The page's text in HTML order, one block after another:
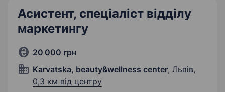
Асистент, спеціаліст відділу
маркетингу
20 000 грн
Karvatska, beauty&wellness center, Львів,
0,3 км від центру